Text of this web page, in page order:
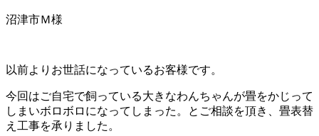
沼津市Ｍ様
以前よりお世話になっているお客様です。
今回はご自宅で飼っている大きなわんちゃんが畳をかじって
しまいボロボロになってしまった。とご相談を頂き、畳表替
え工事を承りました。